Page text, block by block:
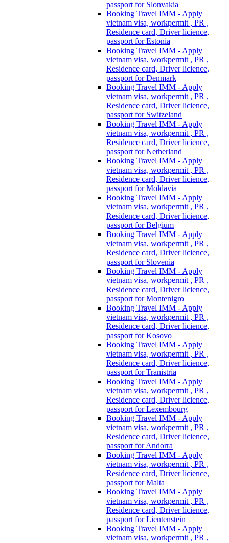
passport for Slonvakia
Booking Travel IMM - Apply
vietnam visa, workpermit , PR ,
Residence card, Driver licience,
passport for Estonia
Booking Travel IMM - Apply
vietnam visa, workpermit , PR ,
Residence card, Driver licience,
passport for Denmark
Booking Travel IMM - Apply
vietnam visa, workpermit , PR ,
Residence card, Driver licience,
passport for Switzeland
Booking Travel IMM - Apply
vietnam visa, workpermit , PR ,
Residence card, Driver licience,
passport for Netherland
Booking Travel IMM - Apply
vietnam visa, workpermit , PR ,
Residence card, Driver licience,
passport for Moldavia
Booking Travel IMM - Apply
vietnam visa, workpermit , PR ,
Residence card, Driver licience,
passport for Belgium
Booking Travel IMM - Apply
vietnam visa, workpermit , PR ,
Residence card, Driver licience,
passport for Slovenia
Booking Travel IMM - Apply
vietnam visa, workpermit , PR ,
Residence card, Driver licience,
passport for Montenigro
Booking Travel IMM - Apply
vietnam visa, workpermit , PR ,
Residence card, Driver licience,
passport for Kosovo
Booking Travel IMM - Apply
vietnam visa, workpermit , PR ,
Residence card, Driver licience,
passport for Tranistria
Booking Travel IMM - Apply
vietnam visa, workpermit , PR ,
Residence card, Driver licience,
passport for Lexembourg
Booking Travel IMM - Apply
vietnam visa, workpermit , PR ,
Residence card, Driver licience,
passport for Andorra
Booking Travel IMM - Apply
vietnam visa, workpermit , PR ,
Residence card, Driver licience,
passport for Malta
Booking Travel IMM - Apply
vietnam visa, workpermit , PR ,
Residence card, Driver licience,
passport for Lientenstein
Booking Travel IMM - Apply
vietnam visa, workpermit , PR ,